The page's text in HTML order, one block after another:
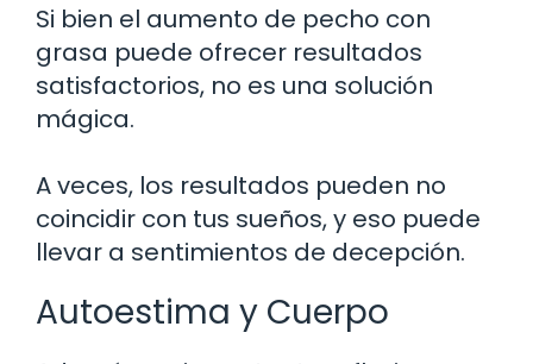
Si bien el aumento de pecho con
grasa puede ofrecer resultados
satisfactorios, no es una solución
mágica.
A veces, los resultados pueden no
coincidir con tus sueños, y eso puede
llevar a sentimientos de decepción.
Autoestima y Cuerpo